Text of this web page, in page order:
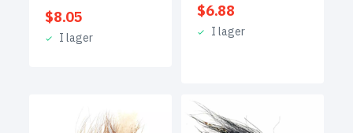
$8.05
I lager
$6.88
I lager